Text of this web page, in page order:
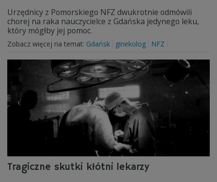
Urzędnicy z Pomorskiego NFZ dwukrotnie odmówili
chorej na raka nauczycielce z Gdańska jedynego leku,
który mógłby jej pomoc.
Zobacz więcej na temat: Gdańsk ginekolog NFZ
Tragiczne skutki kłótni lekarzy